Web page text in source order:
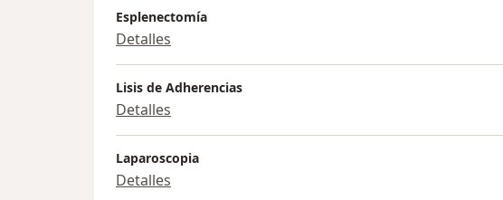
Esplenectomía
Detalles
Lisis de Adherencias
Detalles
Laparoscopia
Detalles